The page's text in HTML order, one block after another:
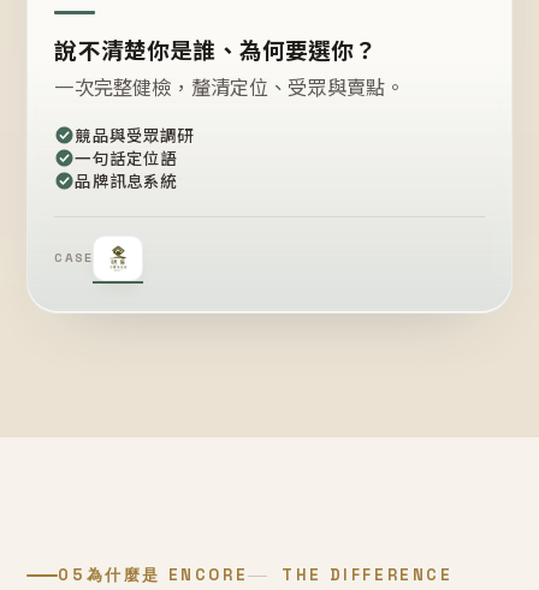
說不清楚你是誰、為何要選你？
一次完整健檢，釐清定位、受眾與賣點。
競品與受眾調研
一句話定位語
品牌訊息系統
CASE
05 為什麼是 ENCORE THE DIFFERENCE